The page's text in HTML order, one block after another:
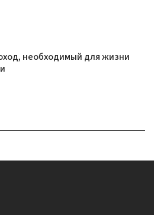
необходимый для жизни